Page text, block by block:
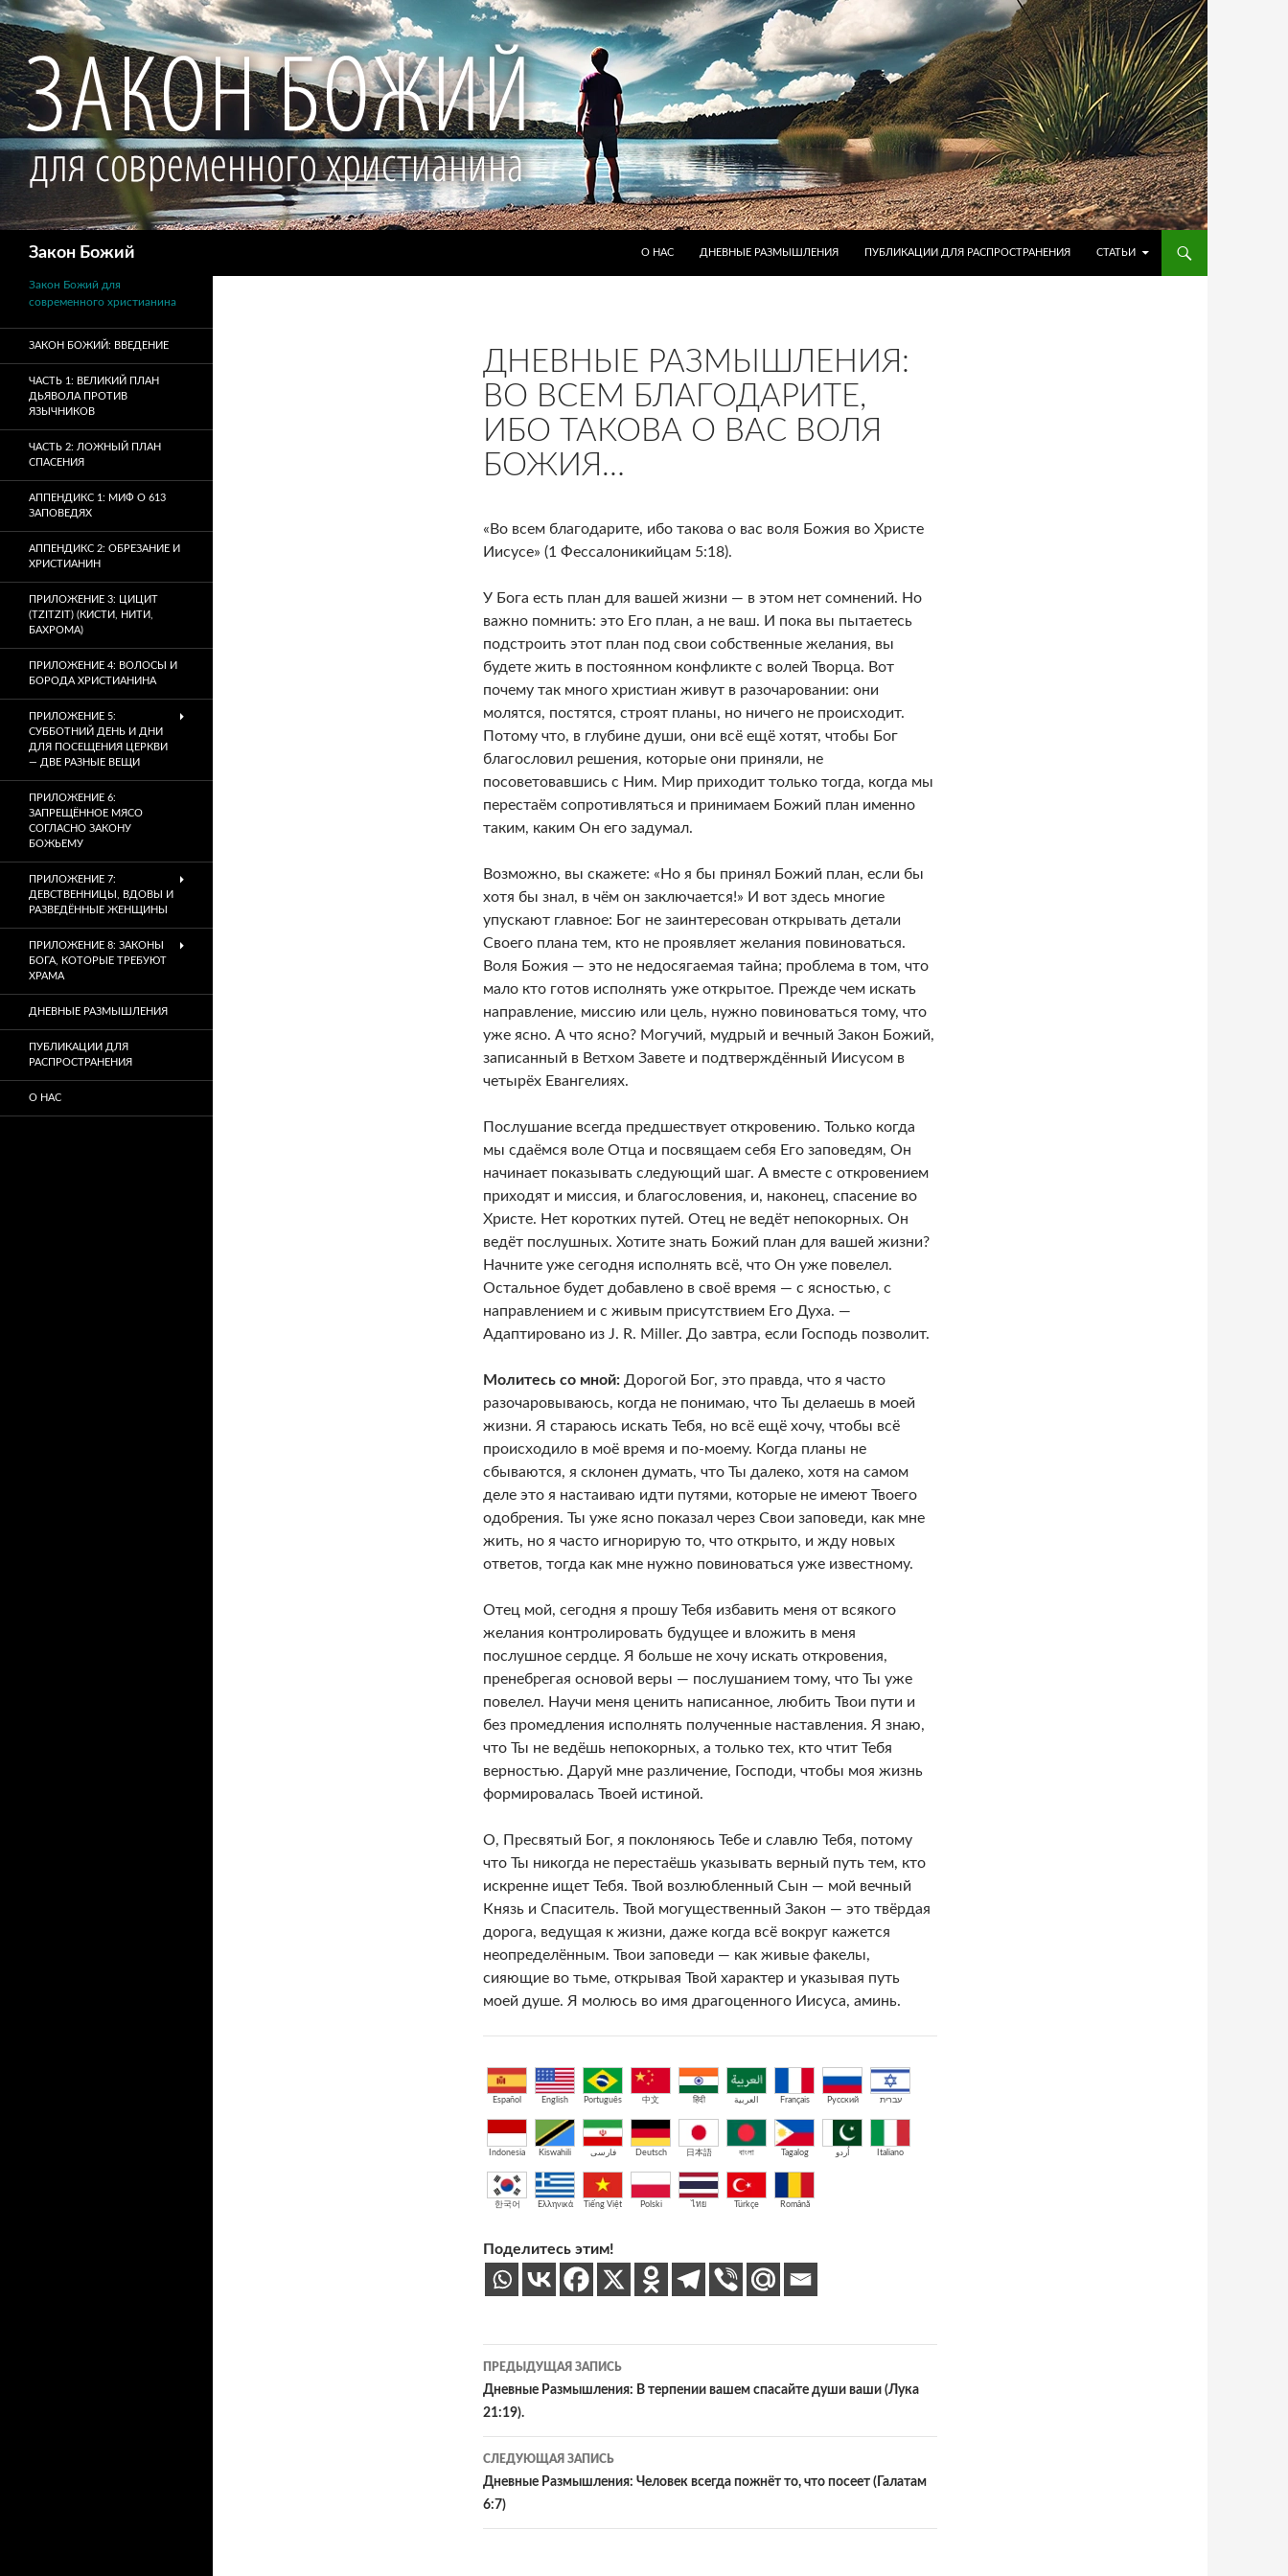
Закон Божий
О НАС
ДНЕВНЫЕ РАЗМЫШЛЕНИЯ ПУБЛИКАЦИИ ДЛЯ РАСПРОСТРАНЕНИЯ СТАТЬИ
ДНЕВНЫЕ РАЗМЫШЛЕНИЯ:
ВО ВСЕМ БЛАГОДАРИТЕ,
ИБО ТАКОВА О ВАС ВОЛЯ
БОЖИЯ…
«Во всем благодарите, ибо такова о вас воля Божия во Христе
Иисусе» (1 Фессалоникийцам 5:18).
У Бога есть план для вашей жизни — в этом нет сомнений. Но
важно помнить: это Его план, а не ваш. И пока вы пытаетесь
подстроить этот план под свои собственные желания, вы
будете жить в постоянном конфликте с волей Творца. Вот
почему так много христиан живут в разочаровании: они
молятся, постятся, строят планы, но ничего не происходит.
Потому что, в глубине души, они всё ещё хотят, чтобы Бог
благословил решения, которые они приняли, не
посоветовавшись с Ним. Мир приходит только тогда, когда мы
перестаём сопротивляться и принимаем Божий план именно
таким, каким Он его задумал.
Возможно, вы скажете: «Но я бы принял Божий план, если бы
хотя бы знал, в чём он заключается!» И вот здесь многие
упускают главное: Бог не заинтересован открывать детали
Своего плана тем, кто не проявляет желания повиноваться.
Воля Божия — это не недосягаемая тайна; проблема в том, что
мало кто готов исполнять уже открытое. Прежде чем искать
направление, миссию или цель, нужно повиноваться тому, что
уже ясно. А что ясно? Могучий, мудрый и вечный Закон Божий,
записанный в Ветхом Завете и подтверждённый Иисусом в
четырёх Евангелиях.
Послушание всегда предшествует откровению. Только когда
мы сдаёмся воле Отца и посвящаем себя Его заповедям, Он
начинает показывать следующий шаг. А вместе с откровением
приходят и миссия, и благословения, и, наконец, спасение во
Христе. Нет коротких путей. Отец не ведёт непокорных. Он
ведёт послушных. Хотите знать Божий план для вашей жизни?
Начните уже сегодня исполнять всё, что Он уже повелел.
Остальное будет добавлено в своё время — с ясностью, с
направлением и с живым присутствием Его Духа. —
Адаптировано из J. R. Miller. До завтра, если Господь позволит.
Молитесь со мной: Дорогой Бог, это правда, что я часто
разочаровываюсь, когда не понимаю, что Ты делаешь в моей
жизни. Я стараюсь искать Тебя, но всё ещё хочу, чтобы всё
происходило в моё время и по-моему. Когда планы не
сбываются, я склонен думать, что Ты далеко, хотя на самом
деле это я настаиваю идти путями, которые не имеют Твоего
одобрения. Ты уже ясно показал через Свои заповеди, как мне
жить, но я часто игнорирую то, что открыто, и жду новых
ответов, тогда как мне нужно повиноваться уже известному.
Отец мой, сегодня я прошу Тебя избавить меня от всякого
желания контролировать будущее и вложить в меня
послушное сердце. Я больше не хочу искать откровения,
пренебрегая основой веры — послушанием тому, что Ты уже
повелел. Научи меня ценить написанное, любить Твои пути и
без промедления исполнять полученные наставления. Я знаю,
что Ты не ведёшь непокорных, а только тех, кто чтит Тебя
верностью. Даруй мне различение, Господи, чтобы моя жизнь
формировалась Твоей истиной.
О, Пресвятый Бог, я поклоняюсь Тебе и славлю Тебя, потому
что Ты никогда не перестаёшь указывать верный путь тем, кто
искренне ищет Тебя. Твой возлюбленный Сын — мой вечный
Князь и Спаситель. Твой могущественный Закон — это твёрдая
дорога, ведущая к жизни, даже когда всё вокруг кажется
неопределённым. Твои заповеди — как живые факелы,
сияющие во тьме, открывая Твой характер и указывая путь
моей душе. Я молюсь во имя драгоценного Иисуса, аминь.
Español English Português 中文 हिंदी العربية Français Русский עברית
Indonesia Kiswahili فارسی Deutsch 日本語 বাংলা Tagalog اُردو Italiano
한국어 Ελληνικά Tiếng Việt Polski ไทย Türkçe Română
Поделитесь этим!
Навигация
по
записям
ПРЕДЫДУЩАЯ ЗАПИСЬ
Дневные Размышления: В терпении вашем спасайте души ваши (Лука
21:19).
СЛЕДУЮЩАЯ ЗАПИСЬ
Дневные Размышления: Человек всегда пожнёт то, что посеет (Галатам
6:7)
Закон Божий для
современного христианина
ЗАКОН БОЖИЙ: ВВЕДЕНИЕ
ЧАСТЬ 1: ВЕЛИКИЙ ПЛАН
ДЬЯВОЛА ПРОТИВ
ЯЗЫЧНИКОВ
ЧАСТЬ 2: ЛОЖНЫЙ ПЛАН
СПАСЕНИЯ
АППЕНДИКС 1: МИФ О 613
ЗАПОВЕДЯХ
АППЕНДИКС 2: ОБРЕЗАНИЕ И
ХРИСТИАНИН
ПРИЛОЖЕНИЕ 3: ЦИЦИТ
(TZITZIT) (КИСТИ, НИТИ,
БАХРОМА)
ПРИЛОЖЕНИЕ 4: ВОЛОСЫ И
БОРОДА ХРИСТИАНИНА
ПРИЛОЖЕНИЕ 5:
СУББОТНИЙ ДЕНЬ И ДНИ
ДЛЯ ПОСЕЩЕНИЯ ЦЕРКВИ
— ДВЕ РАЗНЫЕ ВЕЩИ
ПРИЛОЖЕНИЕ 6:
ЗАПРЕЩЁННОЕ МЯСО
СОГЛАСНО ЗАКОНУ
БОЖЬЕМУ
ПРИЛОЖЕНИЕ 7:
ДЕВСТВЕННИЦЫ, ВДОВЫ И
РАЗВЕДЁННЫЕ ЖЕНЩИНЫ
ПРИЛОЖЕНИЕ 8: ЗАКОНЫ
БОГА, КОТОРЫЕ ТРЕБУЮТ
ХРАМА
ДНЕВНЫЕ РАЗМЫШЛЕНИЯ
ПУБЛИКАЦИИ ДЛЯ
РАСПРОСТРАНЕНИЯ
О НАС